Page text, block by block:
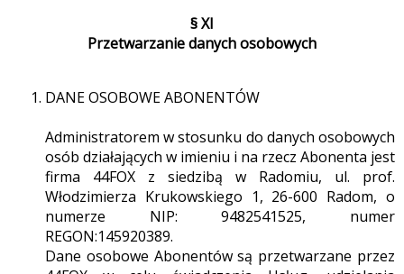
§ XI
Przetwarzanie danych osobowych
DANE OSOBOWE ABONENTÓW
Administratorem w stosunku do danych osobowych
osób działających w imieniu i na rzecz Abonenta jest
firma 44FOX z siedzibą w Radomiu, ul. prof.
Włodzimierza Krukowskiego 1, 26-600 Radom, o
numerze NIP: 9482541525, numer
REGON:145920389.
Dane osobowe Abonentów są przetwarzane przez